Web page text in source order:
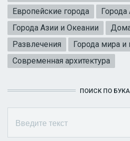
Европейские города
Города Азии и Океании
Развлечения
Города мира и
Современная архитектура
ПОИСК ПО